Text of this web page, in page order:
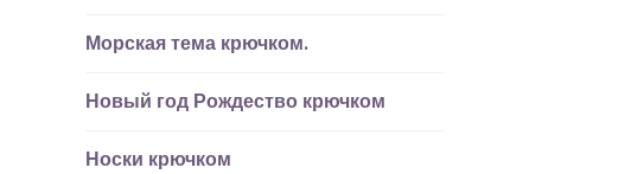
Морская тема крючком.
Новый год Рождество крючком
Носки крючком